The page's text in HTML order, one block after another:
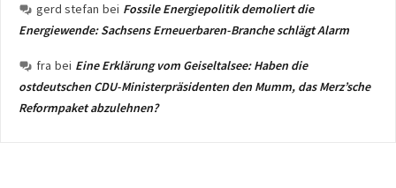
gerd stefan bei Fossile Energiepolitik demoliert die
Energiewende: Sachsens Erneuerbaren-Branche schlägt Alarm
fra bei Eine Erklärung vom Geiseltalsee: Haben die
ostdeutschen CDU-Ministerpräsidenten den Mumm, das Merz’sche
Reformpaket abzulehnen?